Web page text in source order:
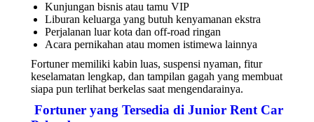
Kunjungan bisnis atau tamu VIP
Liburan keluarga yang butuh kenyamanan ekstra
Perjalanan luar kota dan off-road ringan
Acara pernikahan atau momen istimewa lainnya
Fortuner memiliki kabin luas, suspensi nyaman, fitur
keselamatan lengkap, dan tampilan gagah yang membuat
siapa pun terlihat berkelas saat mengendarainya.
Fortuner yang Tersedia di Junior Rent Car